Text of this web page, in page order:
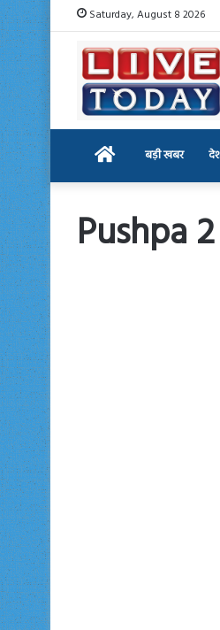
Saturday, August 8 2026
Home बड़ी खबर
Pushpa